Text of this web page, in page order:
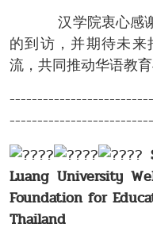
汉学院衷心感谢
的到访，并期待未
流，共同推动华语教
Luang University
Foundation for
Thailand